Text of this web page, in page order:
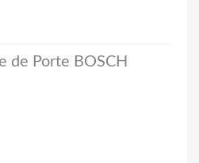
de Porte BOSCH